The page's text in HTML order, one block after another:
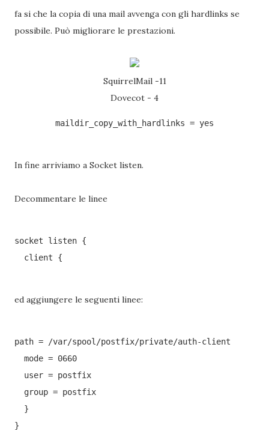
fa si che la copia di una mail avvenga con gli hardlinks se
possibile. Può migliorare le prestazioni.
SquirrelMail -11
Dovecot - 4
maildir_copy_with_hardlinks = yes
In fine arriviamo a Socket listen.
Decommentare le linee
socket listen {
  client {
ed aggiungere le seguenti linee:
path = /var/spool/postfix/private/auth-client
  mode = 0660
  user = postfix
  group = postfix
  }
}